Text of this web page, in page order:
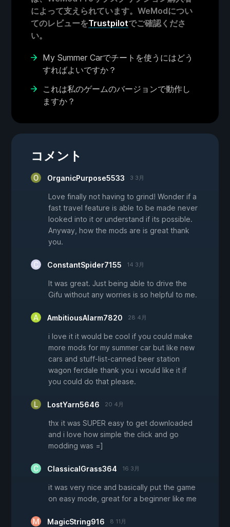
によって支えられています。WeModについ
てのレビューをTrustpilotでご確認くださ
い。
My Summer Carでチートを使うにはどう
すればよいですか？
これは私のゲームのバージョンで動作し
ますか？
コメント
OrganicPurpose5533 3 3月
Love finally not having to grind! Wonder if a
fast travel feature is able to be made never
looked into it or understand if its possible.
Anyway, how the mods are is great thank
you.
ConstantSpider7155 14 3月
It was great. Just being able to drive the
Gifu without any worries is so helpful to me.
AmbitiousAlarm7820 28 4月
i love it it would be cool if you could make
more mods for my summer car but like new
cars and stuff-list-canned beer station
wagon ferdale thank you i would like it if
you could do that please.
LostYarn5646 20 4月
thx it was SUPER easy to get downloaded
and i love how simple the click and go
modding was =]
ClassicalGrass364 16 3月
it was very nice and basically put the game
on easy mode, great for a beginner like me
MagicString916 8 11月